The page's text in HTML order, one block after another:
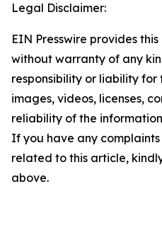
Legal Disclaimer:
EIN Presswire provides
without warranty of any
responsibility or liability
images, videos, licenses,
reliability of the
If you have any
related to this article,
above.